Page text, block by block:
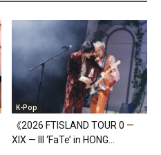
K-Pop
《2026 FTISLAND TOUR 0 —
XIX — III ‘FaTe’ in HONG...